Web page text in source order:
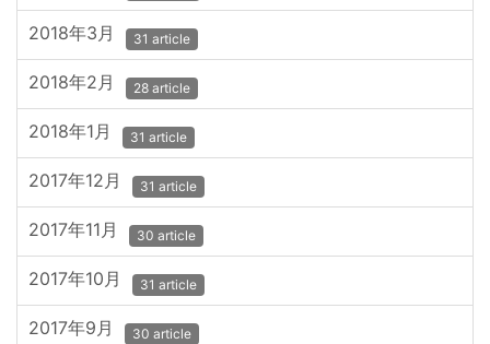
2018年3月 31 article
2018年2月 28 article
2018年1月 31 article
2017年12月 31 article
2017年11月 30 article
2017年10月 31 article
2017年9月 30 article